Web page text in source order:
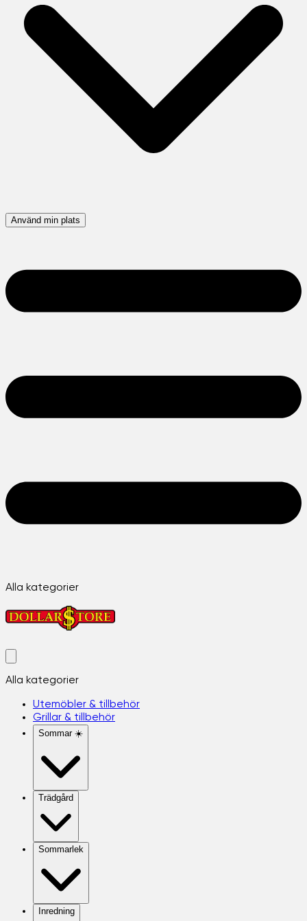
Använd min plats
Alla kategorier
Alla kategorier
Utemöbler & tillbehör
Grillar & tillbehör
Sommar ☀️
Trädgård
Sommarlek
Inredning